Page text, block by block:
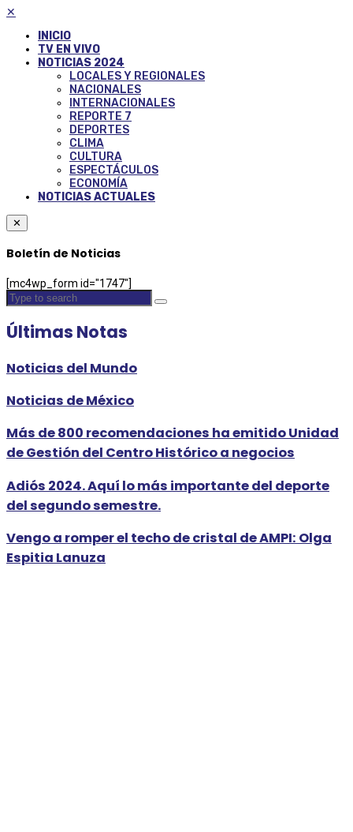
✕
INICIO
TV EN VIVO
NOTICIAS 2024
LOCALES Y REGIONALES
NACIONALES
INTERNACIONALES
REPORTE 7
DEPORTES
CLIMA
CULTURA
ESPECTÁCULOS
ECONOMÍA
NOTICIAS ACTUALES
✕
Boletín de Noticias
[mc4wp_form id="1747"]
Últimas Notas
Noticias del Mundo
Noticias de México
Más de 800 recomendaciones ha emitido Unidad
de Gestión del Centro Histórico a negocios
Adiós 2024. Aquí lo más importante del deporte
del segundo semestre.
Vengo a romper el techo de cristal de AMPI: Olga
Espitia Lanuza